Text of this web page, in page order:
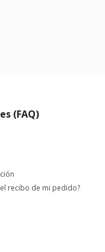
(FAQ)
recibo de mi pedido?